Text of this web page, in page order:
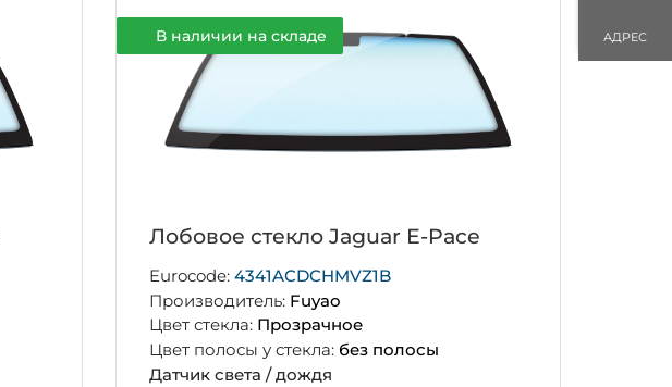
В наличии на складе
Лобовое стекло Jaguar E-Pace
Eurocode:4341ACDCHMVZ1B
Производитель: Fuyao
Цвет стекла: Прозрачное
Цвет полосы у стекла: без полосы
Датчик света / дождя
АДРЕС